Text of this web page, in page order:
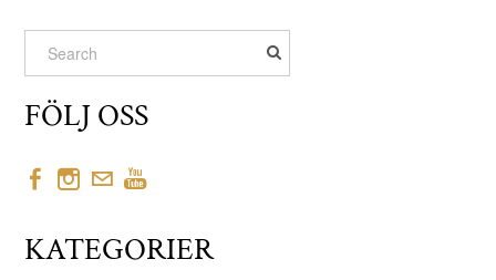
FÖLJ OSS
KATEGORIER